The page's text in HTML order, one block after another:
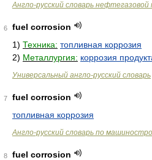
Англо-русский словарь
6
fuel corrosion
1) Техника: топливная коррозия
2) Металлургия: коррозия
Универсальный англо-русский словарь
7
fuel corrosion
топливная коррозия
Англо-русский словарь по
8
fuel corrosion